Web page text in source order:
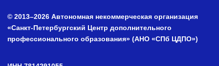
© 2013–2026 Автономная некоммерческая организация
«Санкт-Петербургский Центр дополнительного
профессионального образования» (АНО «СПб ЦДПО»)